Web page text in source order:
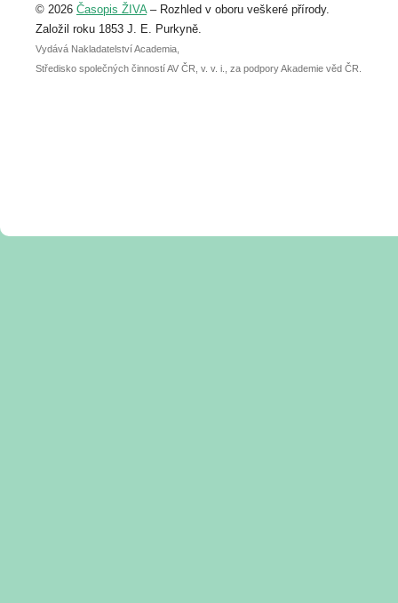
abstraktu přihlášené přednášky nebo
posteru je už 30. června.
© 2026 Časopis ŽIVA– Rozhled v oboru veškeré přírody.
Založil roku 1853 J. E. Purkyně.
Vydává Nakladatelství Academia,
Středisko společných činností AV ČR, v. v. i., za podpory Akademie věd ČR.